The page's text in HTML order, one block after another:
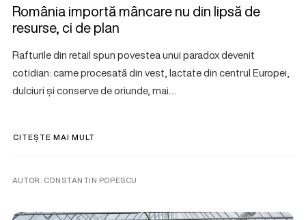
România importă mâncare nu din lipsă de
resurse, ci de plan
Rafturile din retail spun povestea unui paradox devenit
cotidian: carne procesată din vest, lactate din centrul Europei,
dulciuri și conserve de oriunde, mai…
CITEȘTE MAI MULT
AUTOR. CONSTANTIN POPESCU